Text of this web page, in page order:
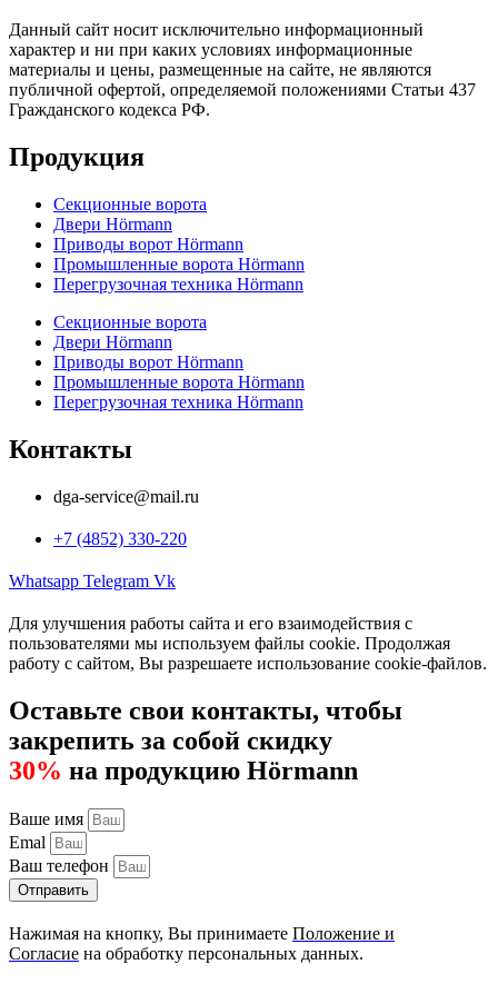
Данный сайт носит исключительно информационный
характер и ни при каких условиях информационные
материалы и цены, размещенные на сайте, не являются
публичной офертой, определяемой положениями Статьи 437
Гражданского кодекса РФ.
Продукция
Секционные ворота
Двери Hörmann
Приводы ворот Hörmann
Промышленные ворота Hörmann
Перегрузочная техника Hörmann
Секционные ворота
Двери Hörmann
Приводы ворот Hörmann
Промышленные ворота Hörmann
Перегрузочная техника Hörmann
Контакты
dga-service@mail.ru
+7 (4852) 330-220
Whatsapp Telegram Vk
Для улучшения работы сайта и его взаимодействия с
пользователями мы используем файлы cookie. Продолжая
работу с сайтом, Вы разрешаете использование cookie-файлов.
Оставьте свои контакты, чтобы
закрепить за собой скидку
30% на продукцию Hörmann
Ваше имя
Emal
Ваш телефон
Отправить
Нажимая на кнопку, Вы принимаете Положение и
Согласие на обработку персональных данных.